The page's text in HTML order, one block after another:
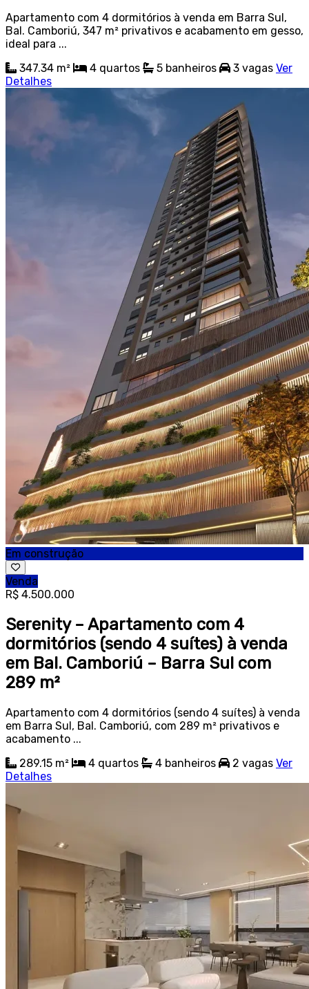
Apartamento com 4 dormitórios à venda em Barra Sul,
Bal. Camboriú, 347 m² privativos e acabamento em gesso,
ideal para ...
347.34 m²
4 quartos 5 banheiros 3 vagas Ver
Detalhes
Em construção
Venda
R$ 4.500.000
Serenity – Apartamento com 4
dormitórios (sendo 4 suítes) à venda
em Bal. Camboriú – Barra Sul com
289 m²
Apartamento com 4 dormitórios (sendo 4 suítes) à venda
em Barra Sul, Bal. Camboriú, com 289 m² privativos e
acabamento ...
289.15 m²
4 quartos 4 banheiros 2 vagas Ver
Detalhes